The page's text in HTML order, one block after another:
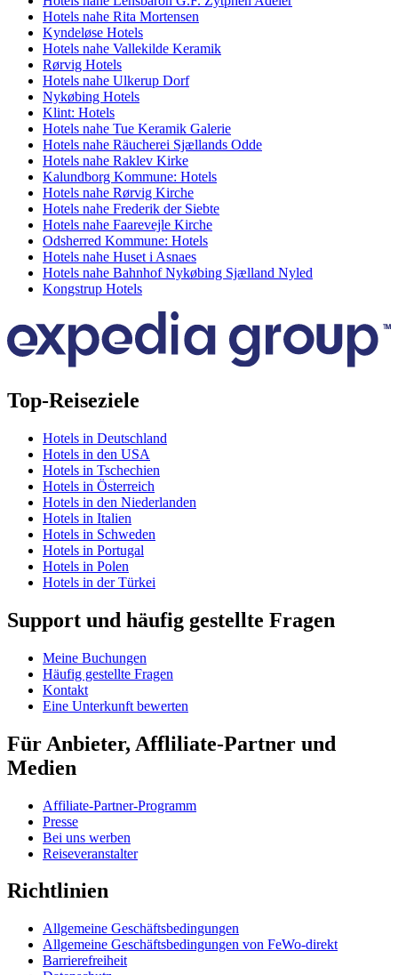
Hotels nahe Rita Mortensen
Kyndeløse Hotels
Hotels nahe Vallekilde Keramik
Rørvig Hotels
Hotels nahe Ulkerup Dorf
Nykøbing Hotels
Klint: Hotels
Hotels nahe Tue Keramik Galerie
Hotels nahe Räucherei Sjællands Odde
Hotels nahe Raklev Kirke
Kalundborg Kommune: Hotels
Hotels nahe Rørvig Kirche
Hotels nahe Frederik der Siebte
Hotels nahe Faarevejle Kirche
Odsherred Kommune: Hotels
Hotels nahe Huset i Asnaes
Hotels nahe Bahnhof Nykøbing Sjælland Nyled
Kongstrup Hotels
Top-Reiseziele
Hotels in Deutschland
Hotels in den USA
Hotels in Tschechien
Hotels in Österreich
Hotels in den Niederlanden
Hotels in Italien
Hotels in Schweden
Hotels in Portugal
Hotels in Polen
Hotels in der Türkei
Support und häufig gestellte Fragen
Meine Buchungen
Häufig gestellte Fragen
Kontakt
Eine Unterkunft bewerten
Für Anbieter, Affliliate-Partner und
Medien
Affiliate-Partner-Programm
Presse
Bei uns werben
Reiseveranstalter
Richtlinien
Allgemeine Geschäftsbedingungen
Allgemeine Geschäftsbedingungen von FeWo-direkt
Barrierefreiheit